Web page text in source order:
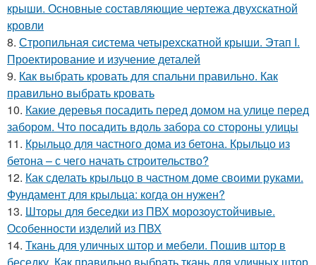
крыши. Основные составляющие чертежа двухскатной
кровли
8. Стропильная система четырехскатной крыши. Этап I.
Проектирование и изучение деталей
9. Как выбрать кровать для спальни правильно. Как
правильно выбрать кровать
10. Какие деревья посадить перед домом на улице перед
забором. Что посадить вдоль забора со стороны улицы
11. Крыльцо для частного дома из бетона. Крыльцо из
бетона – с чего начать строительство?
12. Как сделать крыльцо в частном доме своими руками.
Фундамент для крыльца: когда он нужен?
13. Шторы для беседки из ПВХ морозоустойчивые.
Особенности изделий из ПВХ
14. Ткань для уличных штор и мебели. Пошив штор в